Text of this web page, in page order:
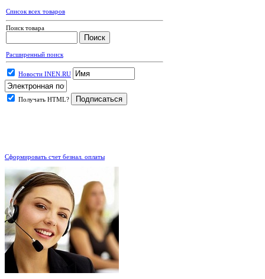
Список всех товаров
Поиск товара
Расширенный поиск
Новости INEN.RU
Получать HTML?
Сформировать счет безнал. оплаты